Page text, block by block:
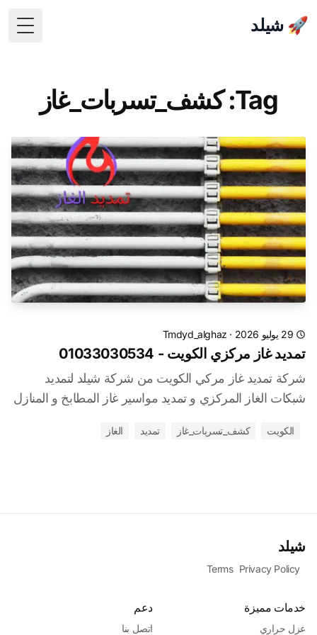
🚀 شيلد
Tag: كشف_تسربات_غاز
29 يوليو 2026 ·
Tmdyd_alghaz
تمديد غاز مركزي الكويت - 01033030534
شركة تمديد غاز مركي الكويت من شركة شيلد لتمديد
شبكات الغاز المركزي و تمديد مواسير غاز المطابخ و المنازل
الكويت كشف_تسربات_غاز تمديد الغاز
شيلد
Terms Privacy Policy
خدمات مميزة
عزل حراري
دعم
اتصل بنا